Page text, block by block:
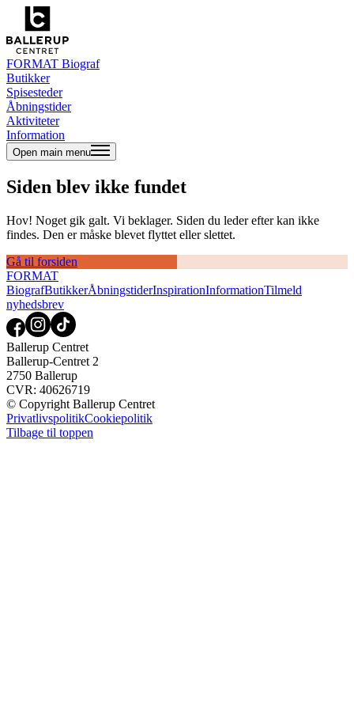
FORMAT Biograf
Butikker
Spisesteder
Åbningstider
Aktiviteter
Information
Open main menu
Siden blev ikke fundet
Hov! Noget gik galt. Vi beklager. Siden du leder efter kan ikke
findes. Den er måske blevet flyttet eller slettet.
Gå til forsiden
FORMAT
BiografButikkerÅbningstiderInspirationInformationTilmeld
nyhedsbrev
Ballerup Centret
Ballerup-Centret 2
2750 Ballerup
CVR: 40626719
© Copyright Ballerup Centret
PrivatlivspolitikCookiepolitik
Tilbage til toppen